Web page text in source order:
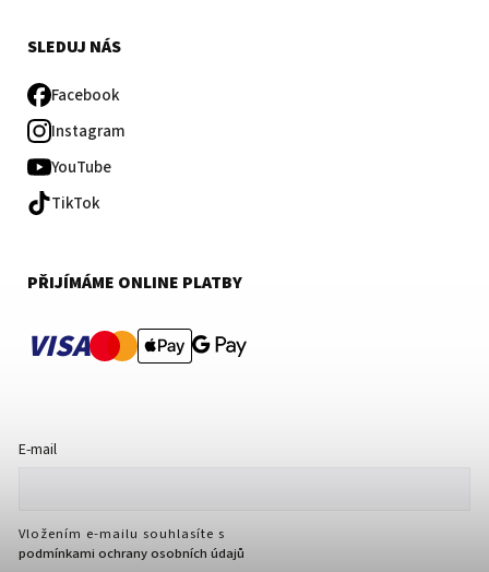
SLEDUJ NÁS
Facebook
Instagram
YouTube
TikTok
PŘIJÍMÁME ONLINE PLATBY
VISA
E-mail
Vložením e-mailu souhlasíte s
podmínkami ochrany osobních údajů